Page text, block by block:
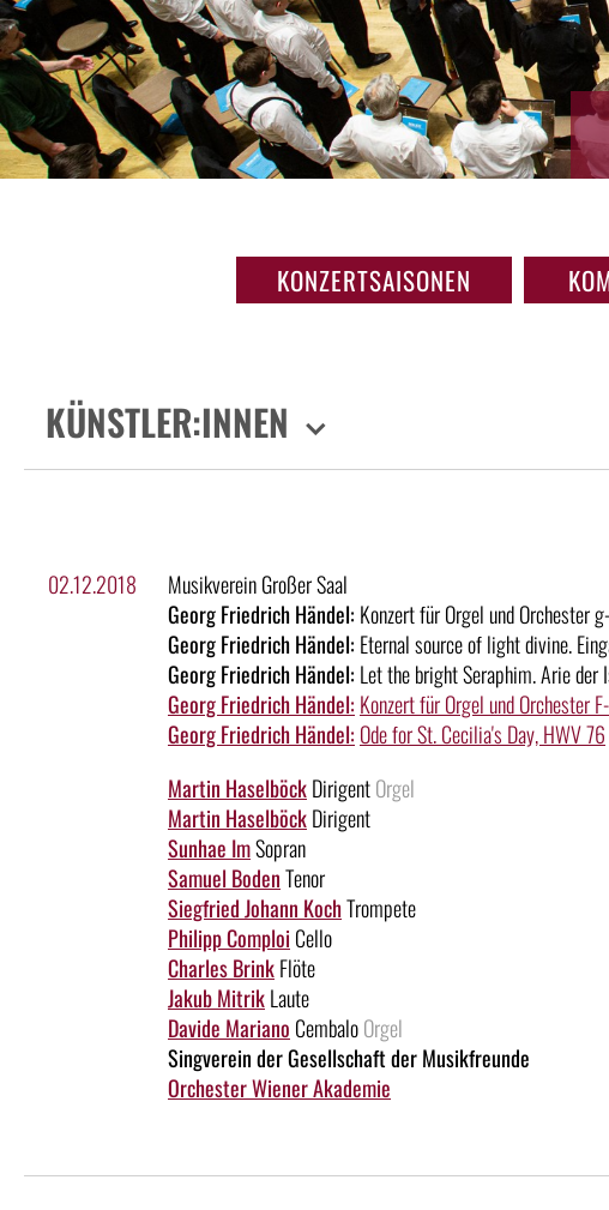
KONZERTSAISONEN
KÜNSTLER:INNEN
02.12.2018
Musikverein Großer Saal
Georg Friedrich Händel: Konzert für Orgel und Orchester
Georg Friedrich Händel: Eternal source of light divine.
Georg Friedrich Händel: Let the bright Seraphim. Arie der
Georg Friedrich Händel: Konzert für Orgel und Orchester
Georg Friedrich Händel: Ode for St. Cecilia's Day, HWV 76
Martin HaselböckDirigentOrgel
Martin HaselböckDirigent
Sunhae ImSopran
Samuel BodenTenor
Siegfried Johann KochTrompete
Philipp Comploi Cello
Charles BrinkFlöte
Jakub MitrikLaute
Davide Mariano CembaloOrgel
Singverein der Gesellschaft der Musikfreunde
Orchester Wiener Akademie